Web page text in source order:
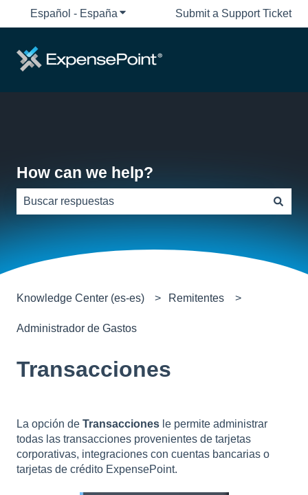
Español - España Traducciones de Mostrar submenú de
Submit a Support Ticket
How can we help?
Knowledge Center (es-es) Remitentes
Administrador de Gastos
Transacciones
La opción de Transacciones le permite administrar
todas las transacciones provenientes de tarjetas
corporativas, integraciones con cuentas bancarias o
tarjetas de crédito ExpensePoint.